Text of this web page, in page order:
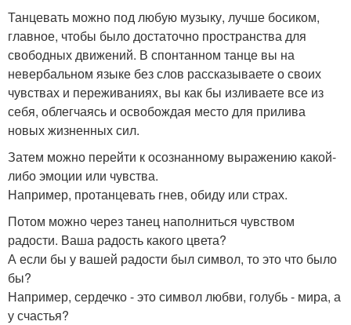
Танцевать можно под любую музыку, лучше босиком,
главное, чтобы было достаточно пространства для
свободных движений. В спонтанном танце вы на
невербальном языке без слов рассказываете о своих
чувствах и переживаниях, вы как бы изливаете все из
себя, облегчаясь и освобождая место для прилива
новых жизненных сил.
Затем можно перейти к осознанному выражению какой-
либо эмоции или чувства.
Например, протанцевать гнев, обиду или страх.
Потом можно через танец наполниться чувством
радости. Ваша радость какого цвета?
А если бы у вашей радости был символ, то это что было
бы?
Например, сердечко - это символ любви, голубь - мира, а
у счастья?